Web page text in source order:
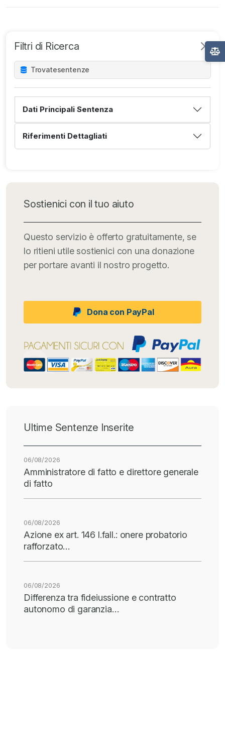
Filtri di Ricerca
Trovatesentenze
Dati Principali Sentenza
Riferimenti Dettagliati
Sostienici con il tuo aiuto
Questo servizio è offerto gratuitamente, se
lo ritieni utile sostienici con una donazione
per portare avanti il nostro progetto.
Dona con PayPal
Ultime Sentenze Inserite
06/08/2026
Amministratore di fatto e direttore generale
di fatto
06/08/2026
Azione ex art. 146 l.fall.: onere probatorio
rafforzato…
06/08/2026
Differenza tra fideiussione e contratto
autonomo di garanzia…